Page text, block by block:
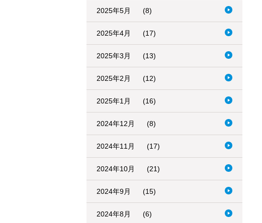
2025年5月 (8)
2025年4月 (17)
2025年3月 (13)
2025年2月 (12)
2025年1月 (16)
2024年12月 (8)
2024年11月 (17)
2024年10月 (21)
2024年9月 (15)
2024年8月 (6)